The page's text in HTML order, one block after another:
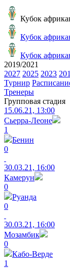
Кубок
Кубок
Кубок
2019/2021
2027 2025 2023
Турнир
Тренеры
Групповая стадия
15.06.21, 13:00
Сьерра-Леоне
1
Бенин
0
30.03.21, 16:00
Камерун
0
Руанда
0
30.03.21, 16:00
Мозамбик
0
Кабо-Верде
1